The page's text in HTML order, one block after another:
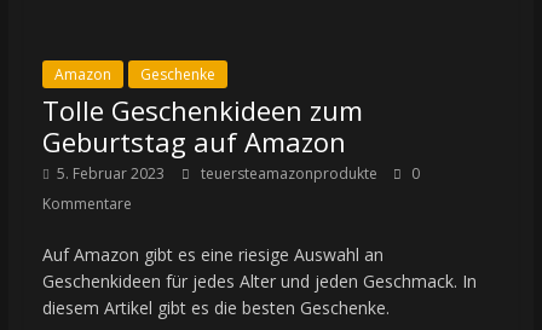
Amazon Geschenke
Tolle Geschenkideen zum
Geburtstag auf Amazon
5. Februar 2023 teuersteamazonprodukte
0
Kommentare
Auf Amazon gibt es eine riesige Auswahl an
Geschenkideen für jedes Alter und jeden Geschmack. In
diesem Artikel gibt es die besten Geschenke.